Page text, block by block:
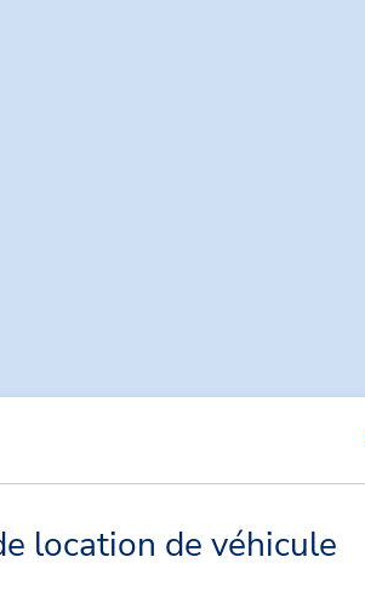
location de véhicule